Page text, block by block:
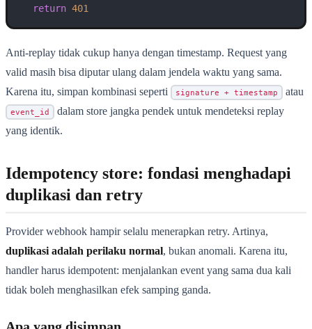
return 401
Anti-replay tidak cukup hanya dengan timestamp. Request yang
valid masih bisa diputar ulang dalam jendela waktu yang sama.
Karena itu, simpan kombinasi seperti
signature + timestamp atau
event_id
dalam store jangka pendek untuk mendeteksi replay
yang identik.
Idempotency store: fondasi menghadapi
duplikasi dan retry
Provider webhook hampir selalu menerapkan retry. Artinya,
duplikasi adalah perilaku normal, bukan anomali. Karena itu,
handler harus idempotent: menjalankan event yang sama dua kali
tidak boleh menghasilkan efek samping ganda.